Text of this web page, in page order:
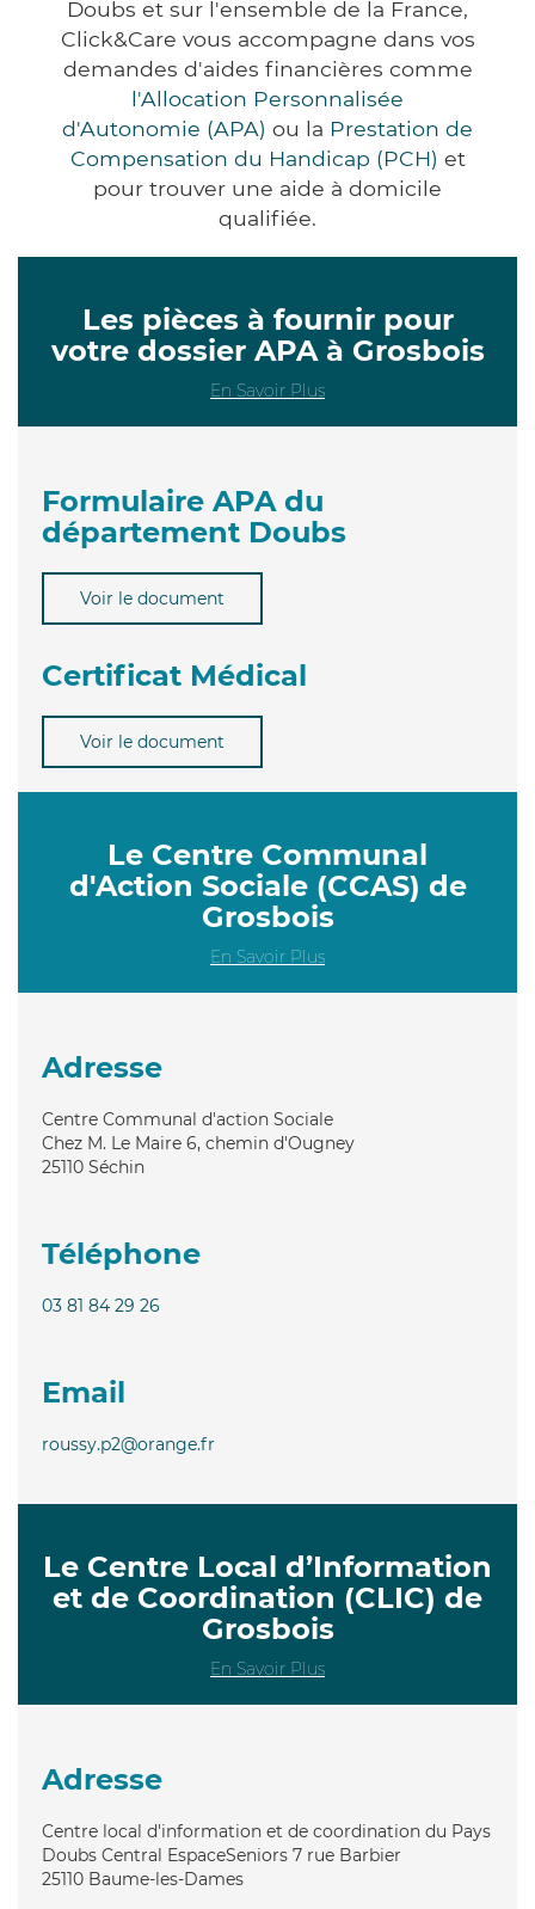
Doubs et sur l'ensemble de la France,
Click&Care vous accompagne dans vos
demandes d'aides financières comme
l'Allocation Personnalisée
d'Autonomie (APA) ou la Prestation de
Compensation du Handicap (PCH) et
pour trouver une aide à domicile
qualifiée.
Les pièces à fournir pour
votre dossier APA à Grosbois
En Savoir Plus
Formulaire APA du
département Doubs
Voir le document
Certificat Médical
Voir le document
Le Centre Communal
d'Action Sociale (CCAS) de
Grosbois
En Savoir Plus
Adresse
Centre Communal d'action Sociale
Chez M. Le Maire 6, chemin d'Ougney
25110 Séchin
Téléphone
03 81 84 29 26
Email
roussy.p2@orange.fr
Le Centre Local d’Information
et de Coordination (CLIC) de
Grosbois
En Savoir Plus
Adresse
Centre local d'information et de coordination du Pays
Doubs Central EspaceSeniors 7 rue Barbier
25110 Baume-les-Dames